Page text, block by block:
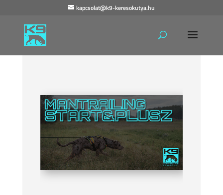
kapcsolat@k9-keresokutya.hu